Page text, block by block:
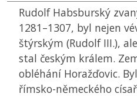
Rudolf Habsburský
1281–1307, byl nejen
štýrským (Rudolf III.),
stal českým králem.
obléhání Horažďovic.
římsko-německého